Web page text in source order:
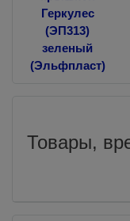
Товары,